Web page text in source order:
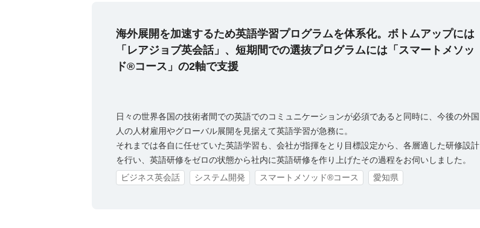
海外展開を加速するため英語学習プログラムを体系化。ボトムアップには
「レアジョブ英会話」、短期間での選抜プログラムには「スマートメソッ
ド®コース」の2軸で支援
日々の世界各国の技術者間での英語でのコミュニケーションが必須であると同時に、今後の外国
人の人材雇用やグローバル展開を見据えて英語学習が急務に。
それまでは各自に任せていた英語学習も、会社が指揮をとり目標設定から、各層適した研修設計
を行い、英語研修をゼロの状態から社内に英語研修を作り上げたその過程をお伺いしました。
ビジネス英会話
システム開発 スマートメソッド®コース 愛知県